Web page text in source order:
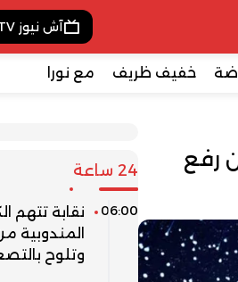
آش نيوز TV
خفيف ظريف مع نورا
رفع
24 ساعة
06:00
نقابة تتهم
المندوبية
وتلوح